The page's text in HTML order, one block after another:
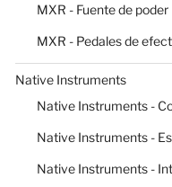
MXR - Fuente de poder
MXR - Pedales de
Native Instruments
Native Instruments -
Native Instruments -
Native Instruments -